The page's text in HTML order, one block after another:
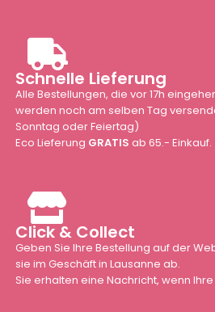
Schnelle Lieferung
Alle Bestellungen, die vor 17h
werden noch am selben Tag
Sonntag oder Feiertag)
Eco Lieferung GRATIS ab 65.-
Click & Collect
Geben Sie Ihre Bestellung auf der
sie im Geschäft in Lausanne ab.
Sie erhalten eine Nachricht, wenn